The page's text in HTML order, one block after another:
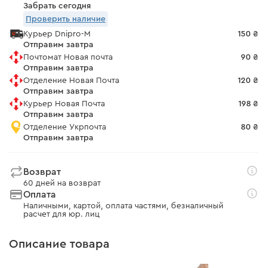
Забрать сегодня
Проверить наличие
Курьер Dnipro-M
Отправим завтра
150 ₴
Почтомат Новая почта
Отправим завтра
90 ₴
Отделение Новая Почта
Отправим завтра
120 ₴
Курьер Новая Почта
Отправим завтра
198 ₴
Отделение Укрпочта
Отправим завтра
80 ₴
Возврат
60 дней на возврат
Оплата
Наличными, картой, оплата частями, безналичный
расчет для юр. лиц
Описание товара